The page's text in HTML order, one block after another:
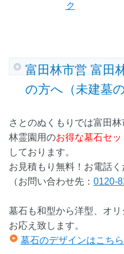
ク
富田林市営 富田
の方へ（未建墓の
さとのぬくもりでは富田林
林霊園用のお得な墓石セッ
しております。
お見積もり無料！お電話く
（お問い合わせ先： 0120-
墓石も和型から洋型、オ
お応え致します。
墓石のデザインはこちら